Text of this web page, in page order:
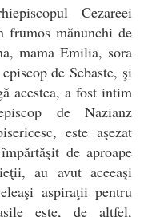
Cezareei
frumos mănunchi de
mama Emilia, sora
de Sebaste, şi
acestea, a fost intim
de Nazianz
este aşezat
de aproape
au avut aceeaşi
aspiraţii pentru
este, de altfel,